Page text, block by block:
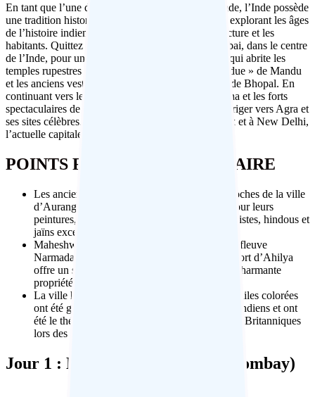
En tant que l’une des plus grandes nations du monde, l’Inde possède
une tradition historique inégalée avec cet itinéraire explorant les âges
de l’histoire indienne à travers la religion, l’architecture et les
habitants. Quittez la grandeur victorienne de Mumbai, dans le centre
de l’Inde, pour un voyage vers le centre de l’Inde, qui abrite les
temples rupestres d’Ajanta et d’Ellora, la « cité perdue » de Mandu
et les anciens vestiges bouddhistes de Sanchi, près de Bhopal. En
continuant vers le nord, visitez la magnifique Orchha et les forts
spectaculaires de Datia et Gwalior avant de vous diriger vers Agra et
ses sites célèbres. Terminez le voyage dans le Vieux et à New Delhi,
l’actuelle capitale de l’Inde.
POINTS FORTS DE L’ITINÉRAIRE
Les anciennes grottes d’Ajanta et d’Ellora, proches de la ville
d’Aurangabad, sont mondialement connues pour leurs
peintures, sculptures, fresques et écrits bouddhistes, hindous et
jaïns exceptionnels.
Maheshwar se trouve sur la rive nord du large fleuve
Narmada et un centre prospère de tissage. Le fort d’Ahilya
offre un séjour convivial et détendu dans une charmante
propriété du 18e siècle.
La ville historique de Gwalior et son fort aux tuiles colorées
ont été gouvernés par de nombreux royaumes indiens et ont
été le théâtre d’une rébellion majeure contre les Britanniques
lors des événements de 1857.
Jour 1 : Bienvenue à Mumbai (Bombay)